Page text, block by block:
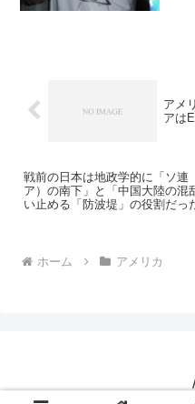
アメ
アは
戦前の日本は地政学的に「ソ連
ア）の南下」と「中国大陸の混
い止める「防波堤」の役割だっ
ホーム アメリカ